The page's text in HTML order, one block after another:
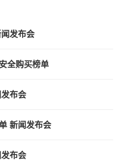
发布会
全购买榜单
布会
新闻发布会
布会